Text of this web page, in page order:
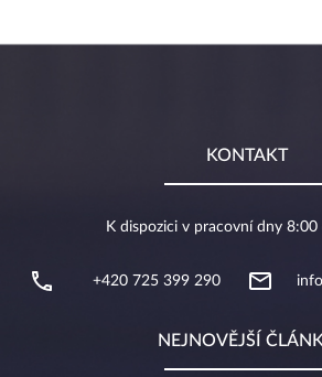
KONTAKT
K dispozici v pracovní dny
+420 725 399 290
NEJNOVĚJŠÍ